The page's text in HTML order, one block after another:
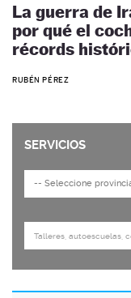
La guerra de
por qué el
récords
RUBÉN PÉREZ